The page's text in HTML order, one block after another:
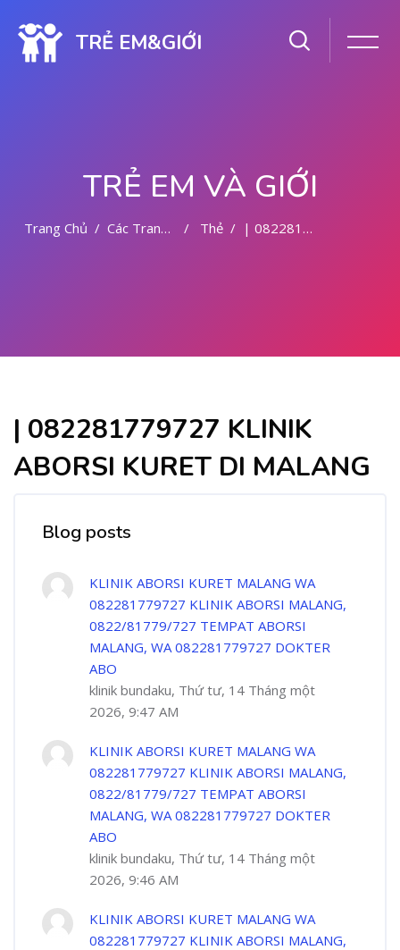
TRẺ EM&GIỚI
TRẺ EM VÀ GIỚI
Trang Chủ Các Trang Của Hệ Thống Thẻ | 082281779727 KLINIK ABORSI KURET DI MALANG
| 082281779727 KLINIK
ABORSI KURET DI MALANG
Blog posts
KLINIK ABORSI KURET MALANG WA
082281779727 KLINIK ABORSI MALANG,
0822/81779/727 TEMPAT ABORSI
MALANG, WA 082281779727 DOKTER
ABO
klinik bundaku, Thứ tư, 14 Tháng một
2026, 9:47 AM
KLINIK ABORSI KURET MALANG WA
082281779727 KLINIK ABORSI MALANG,
0822/81779/727 TEMPAT ABORSI
MALANG, WA 082281779727 DOKTER
ABO
klinik bundaku, Thứ tư, 14 Tháng một
2026, 9:46 AM
KLINIK ABORSI KURET MALANG WA
082281779727 KLINIK ABORSI MALANG,